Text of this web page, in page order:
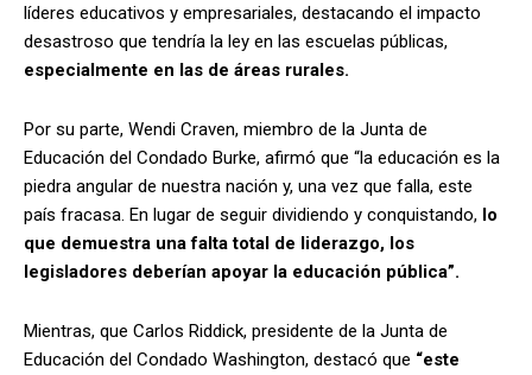
líderes educativos y empresariales, destacando el impacto
desastroso que tendría la ley en las escuelas públicas,
especialmente en las de áreas rurales.
Por su parte, Wendi Craven, miembro de la Junta de
Educación del Condado Burke, afirmó que “la educación es la
piedra angular de nuestra nación y, una vez que falla, este
país fracasa. En lugar de seguir dividiendo y conquistando, lo
que demuestra una falta total de liderazgo, los
legisladores deberían apoyar la educación pública”.
Mientras, que Carlos Riddick, presidente de la Junta de
Educación del Condado Washington, destacó que “este